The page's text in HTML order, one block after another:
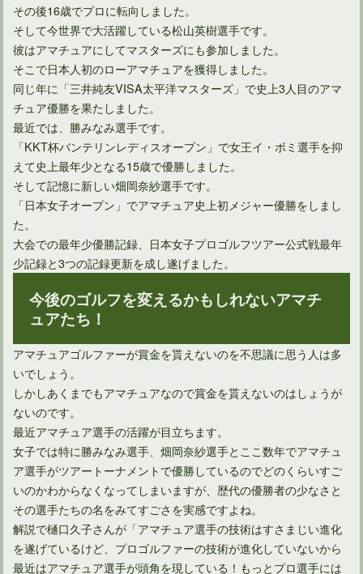
その後16歳でプロに転向しました。
そして今世界で大活躍している松山英樹選手です。
彼はアマチュアにしてマスターズにも参加しました。
そこで日本人初のローアマチュアを獲得しました。
同じ年に「三井純友VISA太平洋マスターズ」で史上3人目のアマ
チュア優勝を果たしました。
最近では、勝みなみ選手です。
「KKT杯バンテリンレディスオープン」で女王イ・ボミ選手を抑
えて史上最年少となる15歳で優勝しました。
そして記憶に新しい畑岡奈紗選手です。
「日本女子オープン」でアマチュア史上初メジャー優勝をしまし
た。
大会での最年少優勝記録、日本女子プロゴルフツアー公式戦最年
少記録と3つの記録更新を成し遂げました。
今後のゴルフを変えるかもしれないアマチ
ュアたち！
アマチュアゴルファーが賞金を貰えないのを不思議に思う人は多
いでしょう。
しかしあくまでもアマチュアなので賞金を貰えないのはしょうが
ないのです。
最近アマチュア選手の活躍が目立ちます。
女子では特に勝みなみ選手、畑岡奈紗選手とここ数年でアマチュ
ア選手がツアートーナメントで優勝しているのでどのくらいすご
いのかわからなくなってしまいますが、歴代の優勝者の少なさと
その選手たちの名をみてすごさを実感ですよね。
解説で樋口久子さんが「アマチュア選手の技術はすさまじい進化
を遂げているけど、プロゴルファーの技術が進化していないから
最近はアマチュア選手が頭角を現している！もっとプロ選手には